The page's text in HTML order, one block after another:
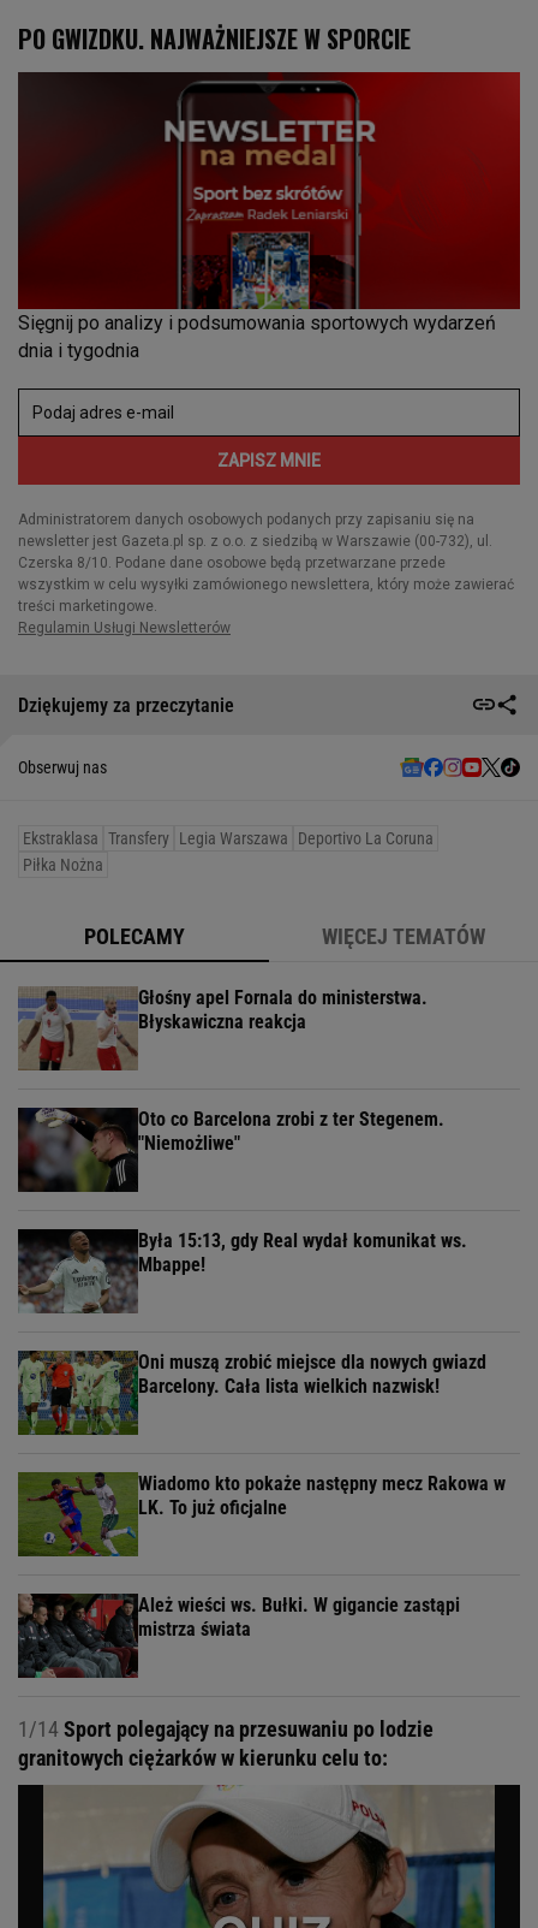
Dziękujemy za przeczytanie
Obserwuj nas
Ekstraklasa Transfery Legia Warszawa
Deportivo La Coruna
Piłka Nożna
POLECAMY WIĘCEJ TEMATÓW
Głośny apel Fornala do ministerstwa.
Błyskawiczna reakcja
Oto co Barcelona zrobi z ter Stegenem.
"Niemożliwe"
Była 15:13, gdy Real wydał komunikat ws.
Mbappe!
Oni muszą zrobić miejsce dla nowych gwiazd
Barcelony. Cała lista wielkich nazwisk!
Wiadomo kto pokaże następny mecz Rakowa w
LK. To już oficjalne
Ależ wieści ws. Bułki. W gigancie zastąpi
mistrza świata
1/14Sport polegający na przesuwaniu po lodzie
granitowych ciężarków w kierunku celu to: